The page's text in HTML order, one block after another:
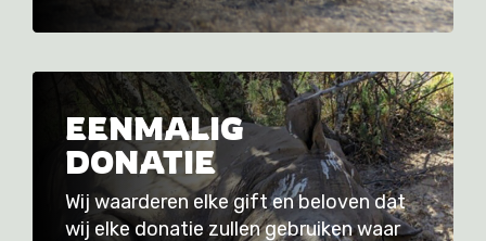
EENMALIG
DONATIE
Wij waarderen elke gift en beloven dat
wij elke donatie zullen gebruiken waar